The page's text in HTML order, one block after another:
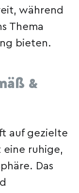
während
Thema
bieten.
&
auf gezielte
eine ruhige,
Das